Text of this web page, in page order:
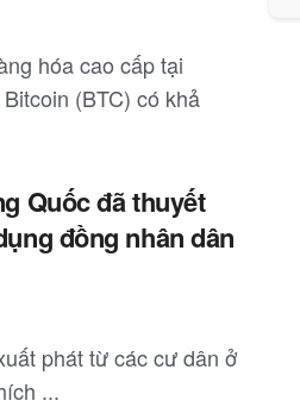
hóa cao cấp tại
(BTC) có khả
Quốc đã thuyết
đồng nhân dân
phát từ các cư dân ở
...